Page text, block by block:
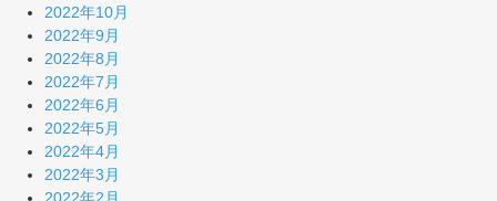
2022年10月
2022年9月
2022年8月
2022年7月
2022年6月
2022年5月
2022年4月
2022年3月